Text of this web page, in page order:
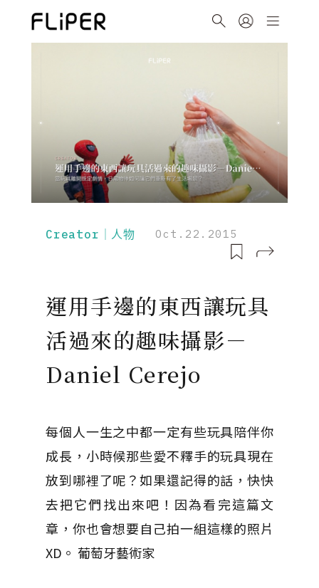
Creator｜人物 Oct.22.2015
運用手邊的東西讓玩具
活過來的趣味攝影－
Daniel Cerejo
每個人一生之中都一定有些玩具陪伴你
成長，小時候那些愛不釋手的玩具現在
放到哪裡了呢？如果還記得的話，快快
去把它們找出來吧！因為看完這篇文
章，你也會想要自己拍一組這樣的照片
XD。 葡萄牙藝術家